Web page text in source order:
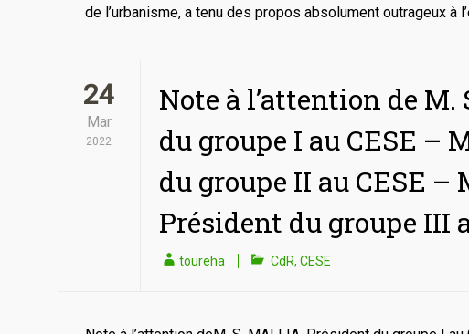
de l’urbanisme, a tenu des propos absolument outrageux à
24
Mar
2022
Note à l’attention de
du groupe I au CESE –
du groupe II au CESE –
Président du groupe III
toureha CdR, CESE